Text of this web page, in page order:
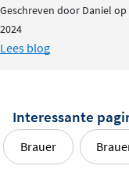
Geschreven door Daniel
2024
Lees blog
Interessante
Brauer